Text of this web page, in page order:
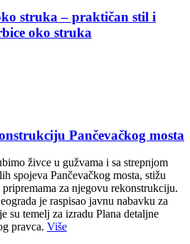
struka – praktičan stil i
oko struka
Pančevačkog mosta
živce u gužvama i sa strepnjom
spojeva Pančevačkog mosta, stižu
za njegovu rekonstrukciju.
je raspisao javnu nabavku za
su temelj za izradu Plana detaljne
pravca. Više